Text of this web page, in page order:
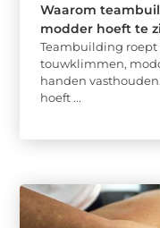
Waarom
modder hoeft te
Teambuilding roept
touwklimmen,
handen
hoeft ...